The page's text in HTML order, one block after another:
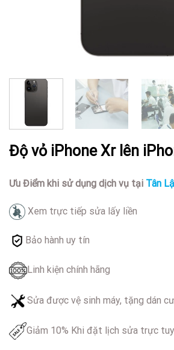
Độ vỏ iPhone Xr lên
Ưu Điểm khi sử dụng dịch vụ tại Tân
Xem trực tiếp sửa lấy liền
Bảo hành uy tín
Linh kiện chính hãng
Sửa được vệ sinh máy, tặng dán
Giảm 10% Khi đặt lịch sửa trực